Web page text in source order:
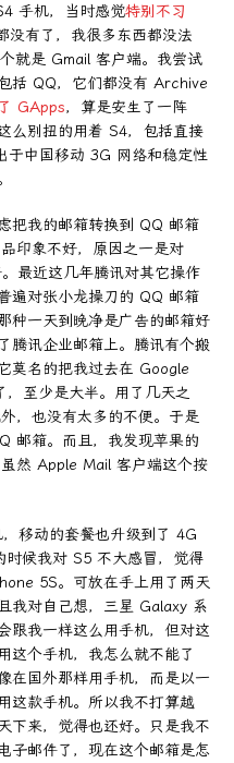
手机，当时感觉特别不习
有了，我很多东西都没法
就是 Gmail 客户端。我尝试
括 QQ，它们都没有 Archive
GApps，算是安生了一阵
么别扭的用着 S4，包括直接
于中国移动 3G 网络和稳定性
把我的邮箱转换到 QQ 邮箱
印象不好，原因之一是对
最近这几年腾讯对其它操作
遍对张小龙操刀的 QQ 邮箱
种一天到晚净是广告的邮箱好
腾讯企业邮箱上。腾讯有个搬
莫名的把我过去在 Google
至少是大半。用了几天之
，也没有太多的不便。于是
邮箱。而且，我发现苹果的
然 Apple Mail 客户端这个按
移动的套餐也升级到了 4G
时候我对 S5 不大感冒，觉得
5S。可放在手上用了两天
我对自己想，三星 Galaxy 系
跟我一样这么用手机，但对这
这个手机，我怎么就不能了
在国外那样用手机，而是以一
这款手机。所以我不打算越
下来，觉得也还好。只是我不
子邮件了，现在这个邮箱是怎